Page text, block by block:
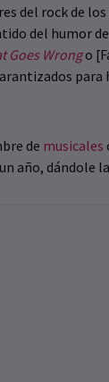
del rock de los
del humor
Goes Wrongo
de musicales
año, dándole